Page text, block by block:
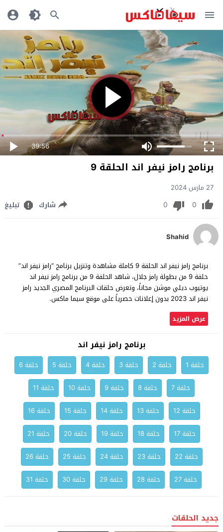
39:56
برنامج رامز نيفر اند الحلقة 9
27 مارس 2024
0
0 شارك تبليغ
Shahid
برنامج رامز نيفر اند الحلقة 9 كاملة مشاهدة وتنزيل برنامج “رامز نيفر اند”
حلقة 9 من بطولة رامز جلال، شاهد الحلقة 9 من برنامج رامز نيفر اند
يوتيوب ديلي موشن مجاناً، وتعرض حلقات البرنامج المصري الجديد رامز
نيفر اند 2023 بدون إعلانات حصرياً على موقع سيما ماكس.
عرض المزيد
برنامج رامز نيفر اند
حلقة 1 حلقة 2 حلقة 3 حلقة 4 حلقة 5
حلقة 6
حلقة 7
حلقة 8 حلقة 9 حلقة 10
حلقة 11
حلقة 12
حلقة 13 حلقة 14 حلقة 15
حلقة 16
حلقة 17
حلقة 18 حلقة 19 حلقة 20
حلقة 21
حلقة 22
حلقة 23 حلقة 24 حلقة 25
حلقة 26
حلقة 27
حلقة 28 حلقة 29 حلقة 30 حلقة 31
جديد الحلقات